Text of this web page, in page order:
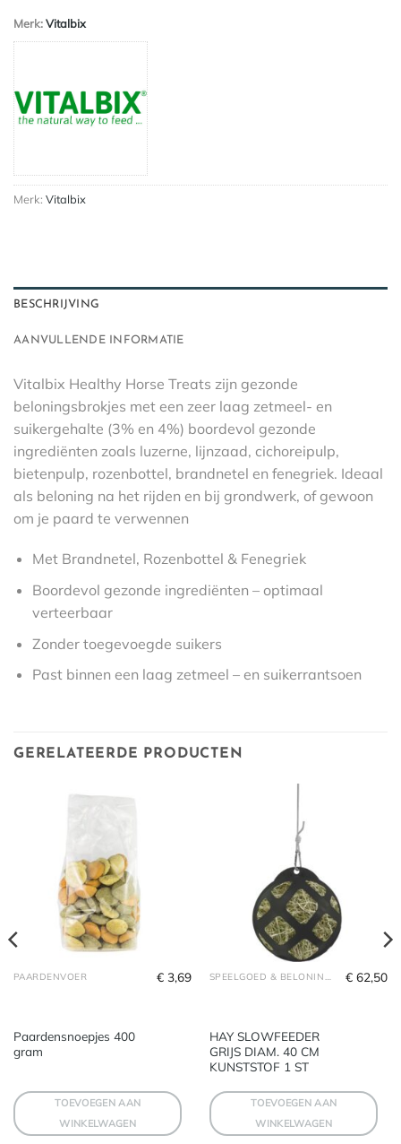
Merk:Vitalbix
Merk: Vitalbix
BESCHRIJVING
AANVULLENDE INFORMATIE
Vitalbix Healthy Horse Treats zijn gezonde
beloningsbrokjes met een zeer laag zetmeel- en
suikergehalte (3% en 4%) boordevol gezonde
ingrediënten zoals luzerne, lijnzaad, cichoreipulp,
bietenpulp, rozenbottel, brandnetel en fenegriek. Ideaal
als beloning na het rijden en bij grondwerk, of gewoon
om je paard te verwennen
Met Brandnetel, Rozenbottel & Fenegriek
Boordevol gezonde ingrediënten – optimaal
verteerbaar
Zonder toegevoegde suikers
Past binnen een laag zetmeel – en suikerrantsoen
GERELATEERDE PRODUCTEN
PAARDENVOER
Paardensnoepjes 400
gram
€ 3,69
TOEVOEGEN AAN
WINKELWAGEN
SPEELGOED & BELONINGEN
HAY SLOWFEEDER
GRIJS DIAM. 40 CM
KUNSTSTOF 1 ST
€ 62,50
TOEVOEGEN AAN
WINKELWAGEN